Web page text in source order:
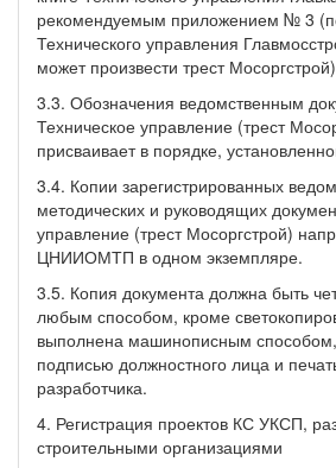
рекомендуемым приложением № 3
Технического управления
может произвести трест
3.3. Обозначения ведомственным
Техническое управление (трест
присваивает в порядке,
3.4. Копии зарегистрированных
методических и руководящих
управление (трест Мосоргстрой)
ЦНИИОМТП в одном экземпляре.
3.5. Копия документа должна быть
любым способом, кроме
выполнена машинописным
подписью должностного лица и
разработчика.
4. Регистрация проектов КС УКСП,
строительными организациями